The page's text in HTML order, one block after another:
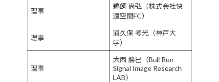
理事
鵜飼 尚弘（株式会社快
適空間FC）
理事
浦久保 考光（神戸大
学）
理事
大西 勝巳（Bull Run
Signal Image Research
LAB）